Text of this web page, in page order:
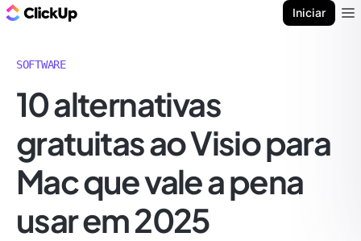
Iniciar
SOFTWARE
10 alternativas
gratuitas ao Visio para
Mac que vale a pena
usar em 2025